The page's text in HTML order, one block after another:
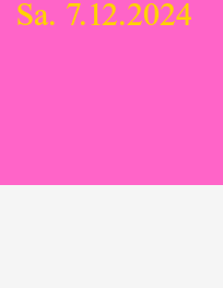
Sa. 7.12.2024